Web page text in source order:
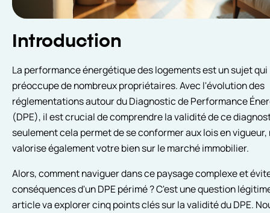
Introduction
La performance énergétique des logements est un sujet qui
préoccupe de nombreux propriétaires. Avec l'évolution des
réglementations autour du Diagnostic de Performance
(DPE), il est crucial de comprendre la validité de ce
seulement cela permet de se conformer aux lois en vigueur,
valorise également votre bien sur le marché immobilier.
Alors, comment naviguer dans ce paysage complexe et
conséquences d'un DPE périmé ? C'est une question
article va explorer cinq points clés sur la validité du DPE.